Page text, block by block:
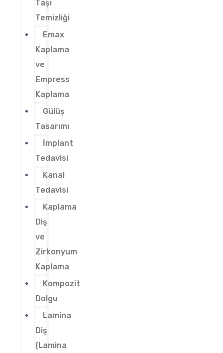
Taşı
Temizliği
Emax
Kaplama
ve
Empress
Kaplama
Gülüş
Tasarımı
İmplant
Tedavisi
Kanal
Tedavisi
Kaplama
Diş
ve
Zirkonyum
Kaplama
Kompozit
Dolgu
Lamina
Diş
(Lamina